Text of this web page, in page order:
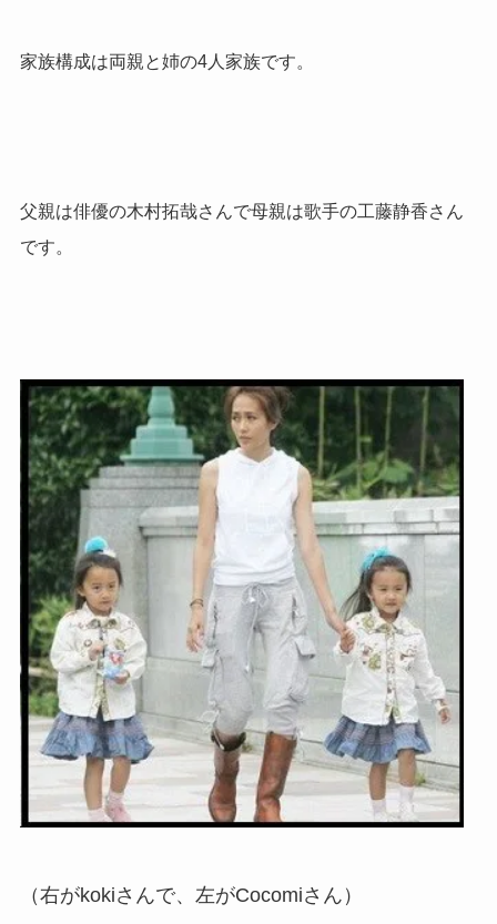
家族構成は両親と姉の4人家族です。
父親は俳優の木村拓哉さんで母親は歌手の工藤静香さん
です。
（右がkokiさんで、左がCocomiさん）